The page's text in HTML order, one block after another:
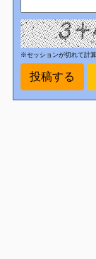
※セッションが切れて計